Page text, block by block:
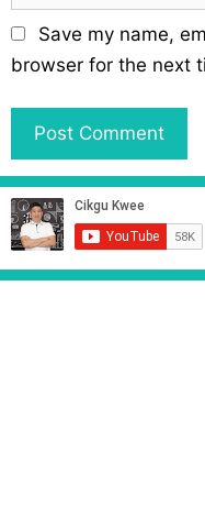
b
s
t
Save my name,
browser for the next